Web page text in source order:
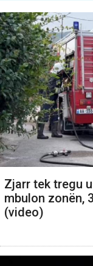
Zjarr tek tregu
mbulon zonën,
(video)